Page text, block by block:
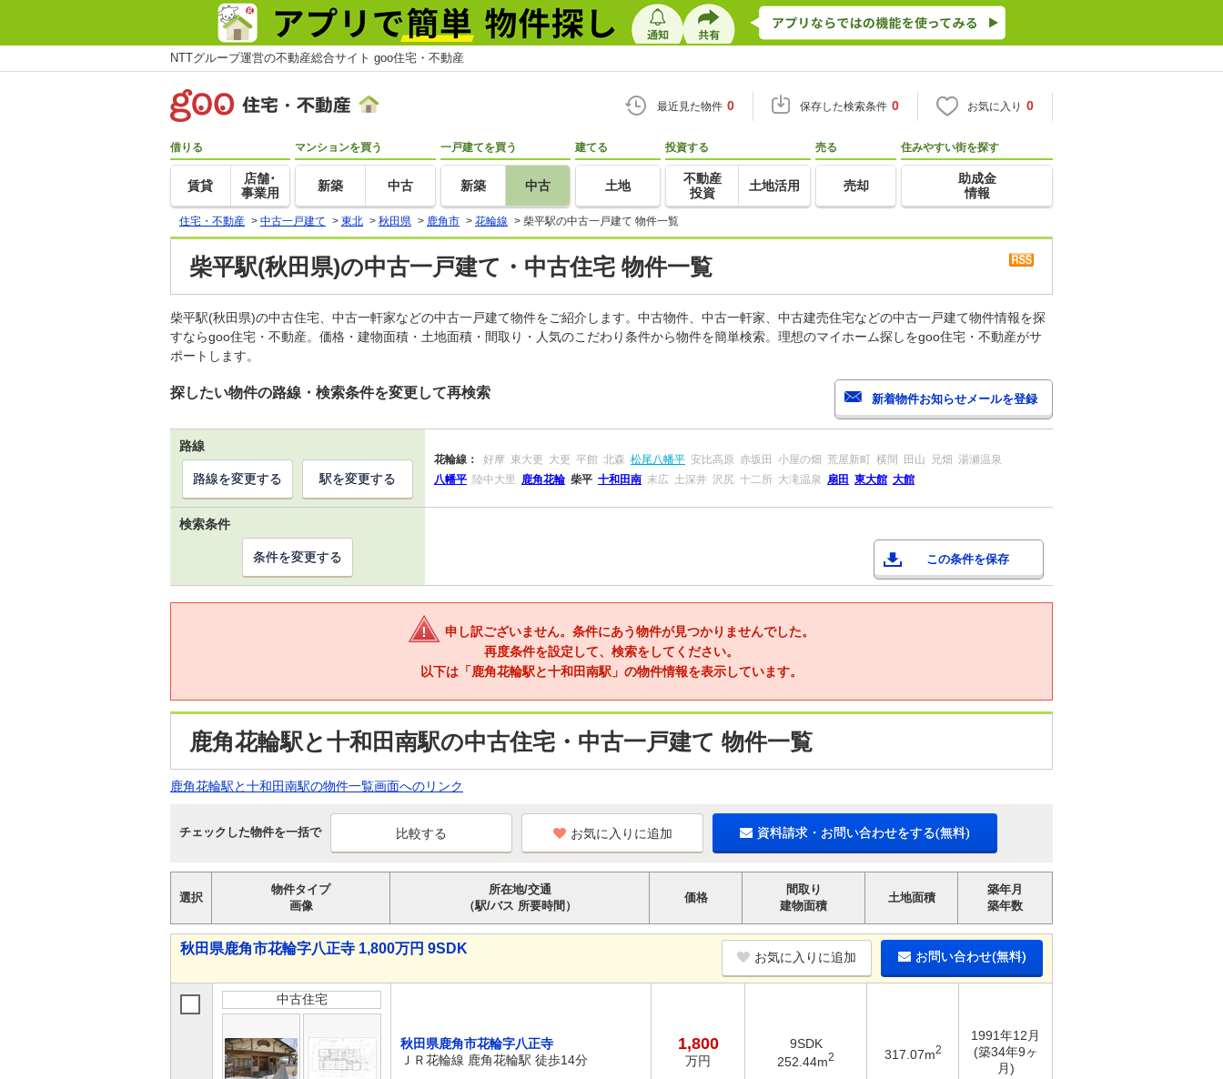
NTTグループ運営の不動産総合サイト goo住宅・不動産
最近見た物件 0 保存した検索条件 0 お気に入り 0
借りる
賃貸
店舗･
事業用
マンションを買う
新築 中古
一戸建てを買う
新築 中古
建てる
土地
投資する
不動産
投資
土地活用
売る
売却
住みやすい街を探す
助成金
情報
住宅・不動産 > 中古一戸建て > 東北 > 秋田県 > 鹿角市 > 花輪線 > 柴平駅の中古一戸建て 物件一覧
柴平駅(秋田県)の中古一戸建て・中古住宅 物件一覧
柴平駅(秋田県)の中古住宅、中古一軒家などの中古一戸建て物件をご紹介します。中古物件、中古一軒家、中古建売住宅などの中古一戸建て物件情報を探
すならgoo住宅・不動産。価格・建物面積・土地面積・間取り・人気のこだわり条件から物件を簡単検索。理想のマイホーム探しをgoo住宅・不動産がサ
ポートします。
探したい物件の路線・検索条件を変更して再検索
路線
花輪線： 好摩 東大更 大更 平館 北森 松尾八幡平 安比高原 赤坂田 小屋の畑 荒屋新町 横間 田山 兄畑 湯瀬温泉
八幡平 陸中大里 鹿角花輪 柴平 十和田南 末広 土深井 沢尻 十二所 大滝温泉 扇田 東大館 大館
路線を変更する 駅を変更する
検索条件
この条件を保存
条件を変更する
申し訳ございません。条件にあう物件が見つかりませんでした。
再度条件を設定して、検索をしてください。
以下は「鹿角花輪駅と十和田南駅」の物件情報を表示しています。
鹿角花輪駅と十和田南駅の中古住宅・中古一戸建て 物件一覧
鹿角花輪駅と十和田南駅の物件一覧画面へのリンク
チェックした物件を一括で お気に入りに追加 資料請求・お問い合わせをする(無料)
選択
物件タイプ
画像
所在地/交通
（駅/バス 所要時間）
価格
間取り
建物面積
土地面積
築年月
築年数
秋田県鹿角市花輪字八正寺 1,800万円 9SDK
お気に入りに追加 お問い合わせ(無料)
中古住宅
秋田県鹿角市花輪字八正寺
ＪＲ花輪線 鹿角花輪駅 徒歩14分
1,800
万円
9SDK
252.44m2 317.07m2
1991年12月
(築34年9ヶ
月)